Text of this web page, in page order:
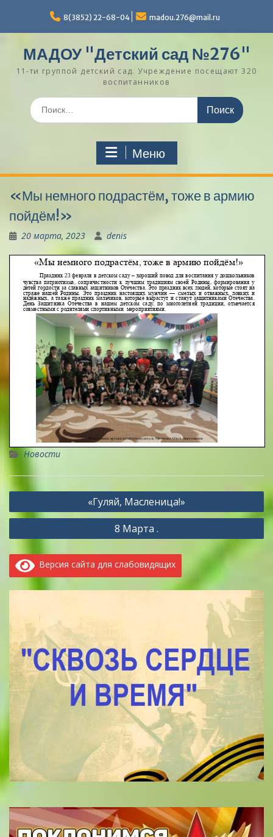
содержимому
8(3852) 22-68-04 madou.276@mail.ru
МАДОУ "Детский сад №276"
11-ти группой детский сад. Учреждение посещают 320
воспитанников
Поиск
по:
Меню
«Мы немного подрастём, тоже в армию
пойдём!»
20 марта, 2023 denis
Новости
Навигация
по
«Гуляй, Масленица!»
8 Марта .
Версия сайта для слабовидящих